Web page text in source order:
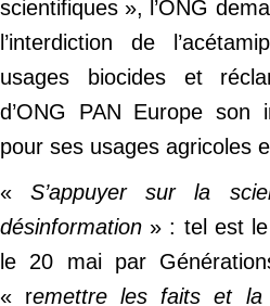
scientifiques », l’ONG
l’interdiction de
usages biocides et
d’ONG PAN Europe son
pour ses usages agricoles
«S’appuyer sur la
désinformation » : tel est
le 20 mai par
« remettre les faits et